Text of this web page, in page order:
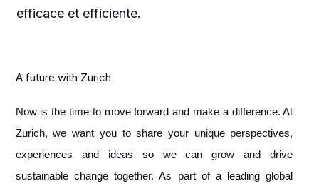
efficace et efficiente.
A future with Zurich
Now is the time to move forward and make a difference. At
Zurich, we want you to share your unique perspectives,
experiences and ideas so we can grow and drive
sustainable change together. As part of a leading global